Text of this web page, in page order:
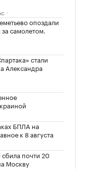
опоздали
самолетом.
стали
Александра
БПЛА на
к 8 августа
почти 20
Москву